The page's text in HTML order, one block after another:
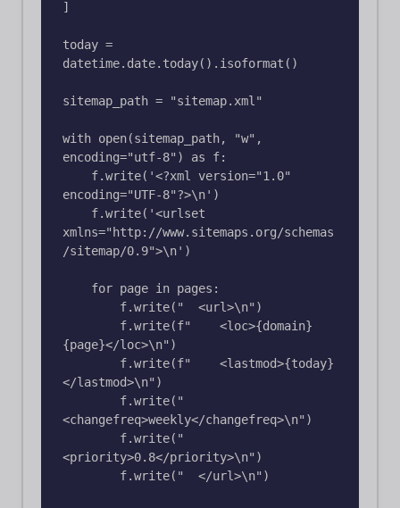
]
today =
datetime.date.today().isoformat()
sitemap_path = "sitemap.xml"
with open(sitemap_path, "w",
encoding="utf-8") as f:
encoding="UTF-8"?>\n')
xmlns="http://www.sitemaps.org/schemas
/sitemap/0.9">\n')
{page}</loc>\n")
</lastmod>\n")
<changefreq>weekly</changefreq>\n")
<priority>0.8</priority>\n")